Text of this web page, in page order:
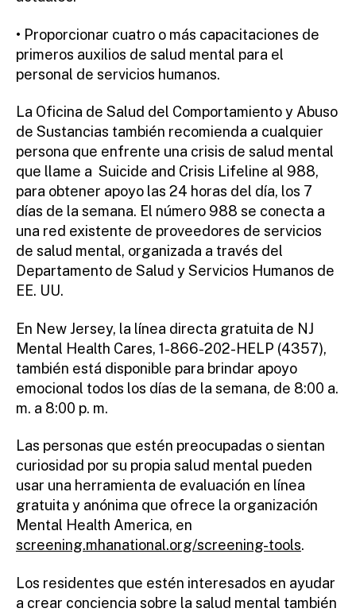
• Proporcionar cuatro o más capacitaciones de
primeros auxilios de salud mental para el
personal de servicios humanos.
La Oficina de Salud del Comportamiento y Abuso
de Sustancias también recomienda a cualquier
persona que enfrente una crisis de salud mental
que llame a Suicide and Crisis Lifeline al 988,
para obtener apoyo las 24 horas del día, los 7
días de la semana. El número 988 se conecta a
una red existente de proveedores de servicios
de salud mental, organizada a través del
Departamento de Salud y Servicios Humanos de
EE. UU.
En New Jersey, la línea directa gratuita de NJ
Mental Health Cares, 1-866-202-HELP (4357),
también está disponible para brindar apoyo
emocional todos los días de la semana, de 8:00 a.
m. a 8:00 p. m.
Las personas que estén preocupadas o sientan
curiosidad por su propia salud mental pueden
usar una herramienta de evaluación en línea
gratuita y anónima que ofrece la organización
Mental Health America, en
screening.mhanational.org/screening-tools.
Los residentes que estén interesados en ayudar
a crear conciencia sobre la salud mental también